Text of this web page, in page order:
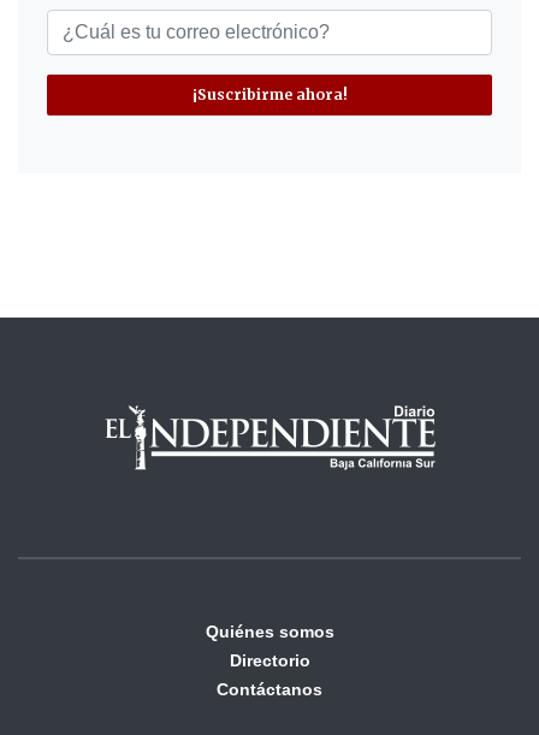
¡Suscribirme ahora!
Quiénes somos
Directorio
Contáctanos